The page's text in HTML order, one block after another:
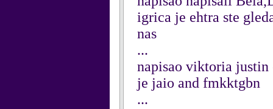
igrica je ehtra ste
nas
...
napisao viktoria
je jaio and fmkktgbn
...